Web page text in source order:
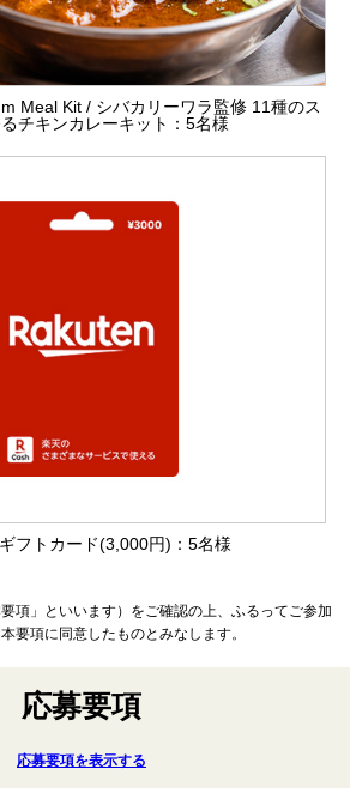
Meal Kit / シバカリーワラ監修 11種のス
チキンカレーキット：5名様
フトカード(3,000円)：5名様
項」といいます）をご確認の上、ふるってご参加
要項に同意したものとみなします。
応募要項
応募要項を表示する